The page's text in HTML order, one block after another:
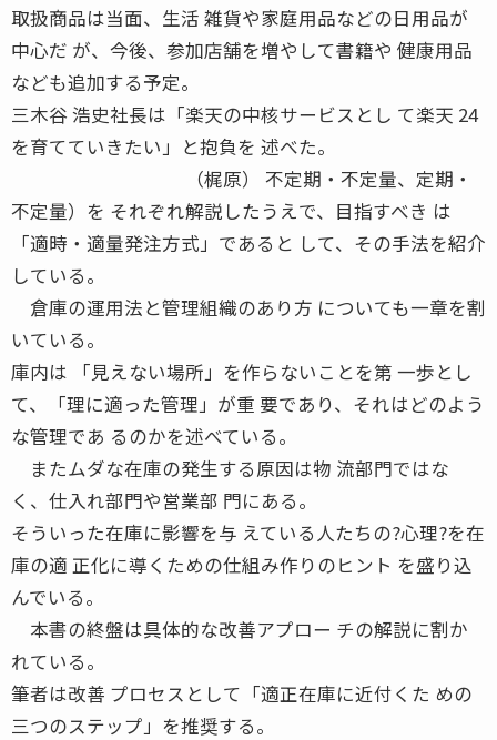
取扱商品は当面、生活 雑貨や家庭用品などの日用品が
中心だ が、今後、参加店舗を増やして書籍や 健康用品
なども追加する予定。
三木谷 浩史社長は「楽天の中核サービスとし て楽天 24
を育てていきたい」と抱負を 述べた。
（梶原） 不定期・不定量、定期・
不定量）を それぞれ解説したうえで、目指すべき は
「適時・適量発注方式」であると して、その手法を紹介
している。
倉庫の運用法と管理組織のあり方 についても一章を割
いている。
庫内は 「見えない場所」を作らないことを第 一歩とし
て、「理に適った管理」が重 要であり、それはどのよう
な管理であ るのかを述べている。
またムダな在庫の発生する原因は物 流部門ではな
く、仕入れ部門や営業部 門にある。
そういった在庫に影響を与 えている人たちの?心理?を在
庫の適 正化に導くための仕組み作りのヒント を盛り込
んでいる。
本書の終盤は具体的な改善アプロー チの解説に割か
れている。
筆者は改善 プロセスとして「適正在庫に近付くた めの
三つのステップ」を推奨する。